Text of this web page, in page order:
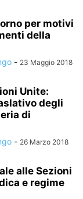
per motivi
della
- 23 Maggio 2018
Unite:
degli
di
- 26 Marzo 2018
alle Sezioni
e regime